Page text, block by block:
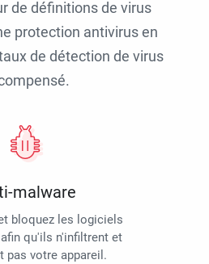
de définitions de virus
protection antivirus en
de détection de virus
malware
bloquez les logiciels
qu'ils n'infiltrent et
pas votre appareil.